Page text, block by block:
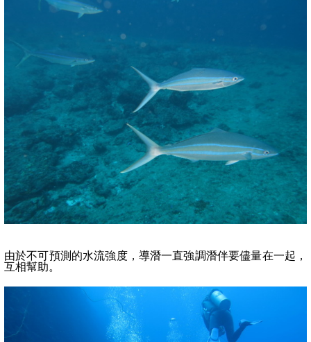
由於不可預測的水流強度，導潛一直強調潛伴要儘量在一起，
互相幫助。